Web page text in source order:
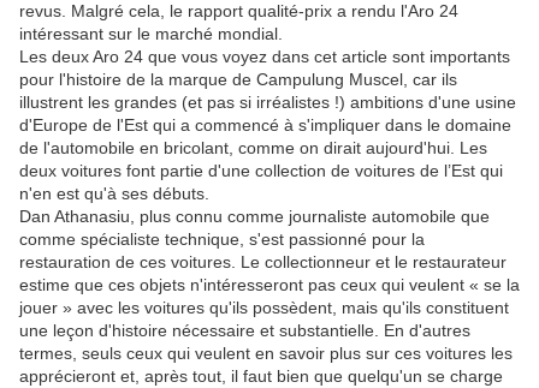
revus. Malgré cela, le rapport qualité-prix a rendu l'Aro 24
intéressant sur le marché mondial.
Les deux Aro 24 que vous voyez dans cet article sont importants
pour l'histoire de la marque de Campulung Muscel, car ils
illustrent les grandes (et pas si irréalistes !) ambitions d'une usine
d'Europe de l'Est qui a commencé à s'impliquer dans le domaine
de l'automobile en bricolant, comme on dirait aujourd'hui. Les
deux voitures font partie d'une collection de voitures de l’Est qui
n'en est qu'à ses débuts.
Dan Athanasiu, plus connu comme journaliste automobile que
comme spécialiste technique, s'est passionné pour la
restauration de ces voitures. Le collectionneur et le restaurateur
estime que ces objets n'intéresseront pas ceux qui veulent « se la
jouer » avec les voitures qu'ils possèdent, mais qu'ils constituent
une leçon d'histoire nécessaire et substantielle. En d'autres
termes, seuls ceux qui veulent en savoir plus sur ces voitures les
apprécieront et, après tout, il faut bien que quelqu'un se charge